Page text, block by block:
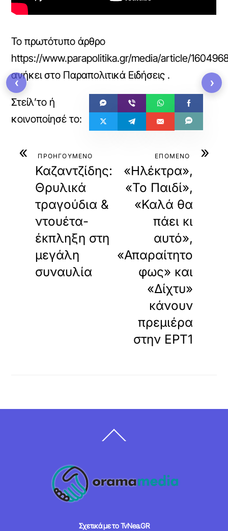
Το πρωτότυπο άρθρο
https://www.parapolitika.gr/media/article/
ανήκει στο Παραπολιτικά Ειδήσεις .
« ΠΡΟΗΓΟΥΜΕΝΟ
Καζαντζίδης:
Θρυλικά
τραγούδια &
ντουέτα-
έκπληξη στη
μεγάλη
συναυλία
»
ΕΠΟΜΕΝΟ
«Ηλέκτρα»,
«Το Παιδί»,
«Καλά θα
πάει κι
αυτό»,
«Απαραίτητο
φως» και
«Δίχτυ»
κάνουν
πρεμιέρα
στην ΕΡΤ1
To
Σχετικά με το TvNea.GR
‹ ›